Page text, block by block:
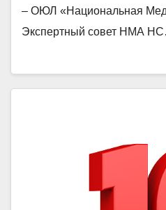
– ОЮЛ «Национальная
Экспертный совет НМА